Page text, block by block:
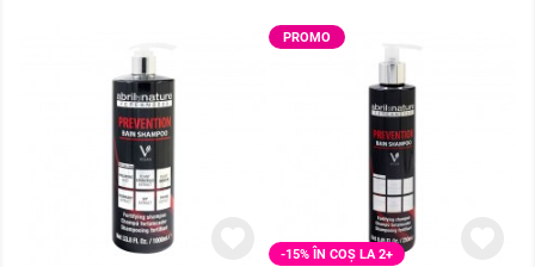
-15% ÎN COȘ LA 2+
PROMO